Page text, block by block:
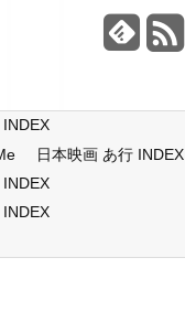
日本映画 あ行 INDEX